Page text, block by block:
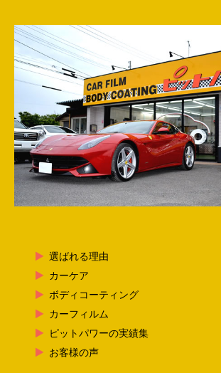
選ばれる理由
カーケア
ボディコーティング
カーフィルム
ピットパワーの実績集
お客様の声